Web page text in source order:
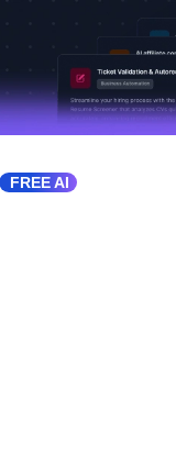
FREE AI